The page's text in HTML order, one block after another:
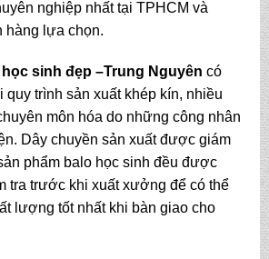
nghiệp nhất tại TPHCM và
hàng lựa chọn.
sinh đẹp –Trung Nguyên có
trình sản xuất khép kín, nhiều
môn hóa do những công nhân
Dây chuyền sản xuất được giám
phẩm balo học sinh đều được
tra trước khi xuất xưởng để có thể
lượng tốt nhất khi bàn giao cho